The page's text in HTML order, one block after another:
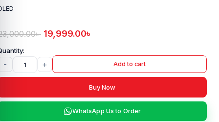
৳ 19,999.00৳
- + Add to cart
Buy Now
WhatsApp Us to Order